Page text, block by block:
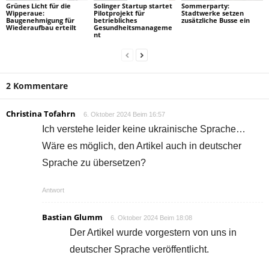
Grünes Licht für die
Wipperaue:
Baugenehmigung für
Wiederaufbau erteilt
Solinger Startup startet
Pilotprojekt für
betriebliches
Gesundheitsmanageme
nt
Sommerparty:
Stadtwerke setzen
zusätzliche Busse ein
2 Kommentare
Christina Tofahrn 6. Oktober 2024 Beim 16:57
Ich verstehe leider keine ukrainische Sprache…
Wäre es möglich, den Artikel auch in deutscher
Sprache zu übersetzen?
Antwort
Bastian Glumm 6. Oktober 2024 Beim 18:08
Der Artikel wurde vorgestern von uns in
deutscher Sprache veröffentlicht.